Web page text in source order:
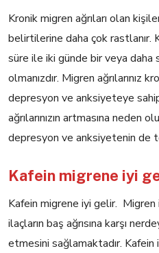
Kronik migren ağrıları olan
belirtilerine daha çok rastlanır.
süre ile iki günde bir veya daha
olmanızdır. Migren ağrılarınız
depresyon ve anksiyeteye
ağrılarınızın artmasına neden
depresyon ve anksiyetenin de
Kafein migrene iyi
Kafein migrene iyi gelir. Migren
ilaçların baş ağrısına karşı
etmesini sağlamaktadır. Kafein